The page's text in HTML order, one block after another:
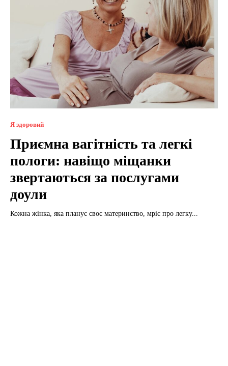
Я здоровий
Приємна вагітність та легкі
пологи: навіщо міщанки
звертаються за послугами
доули
Кожна жінка, яка планує своє материнство, мріє про легку...